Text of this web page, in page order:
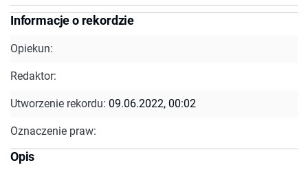
Informacje o rekordzie
Opiekun:
Redaktor:
Utworzenie rekordu: 09.06.2022, 00:02
Oznaczenie praw:
Opis